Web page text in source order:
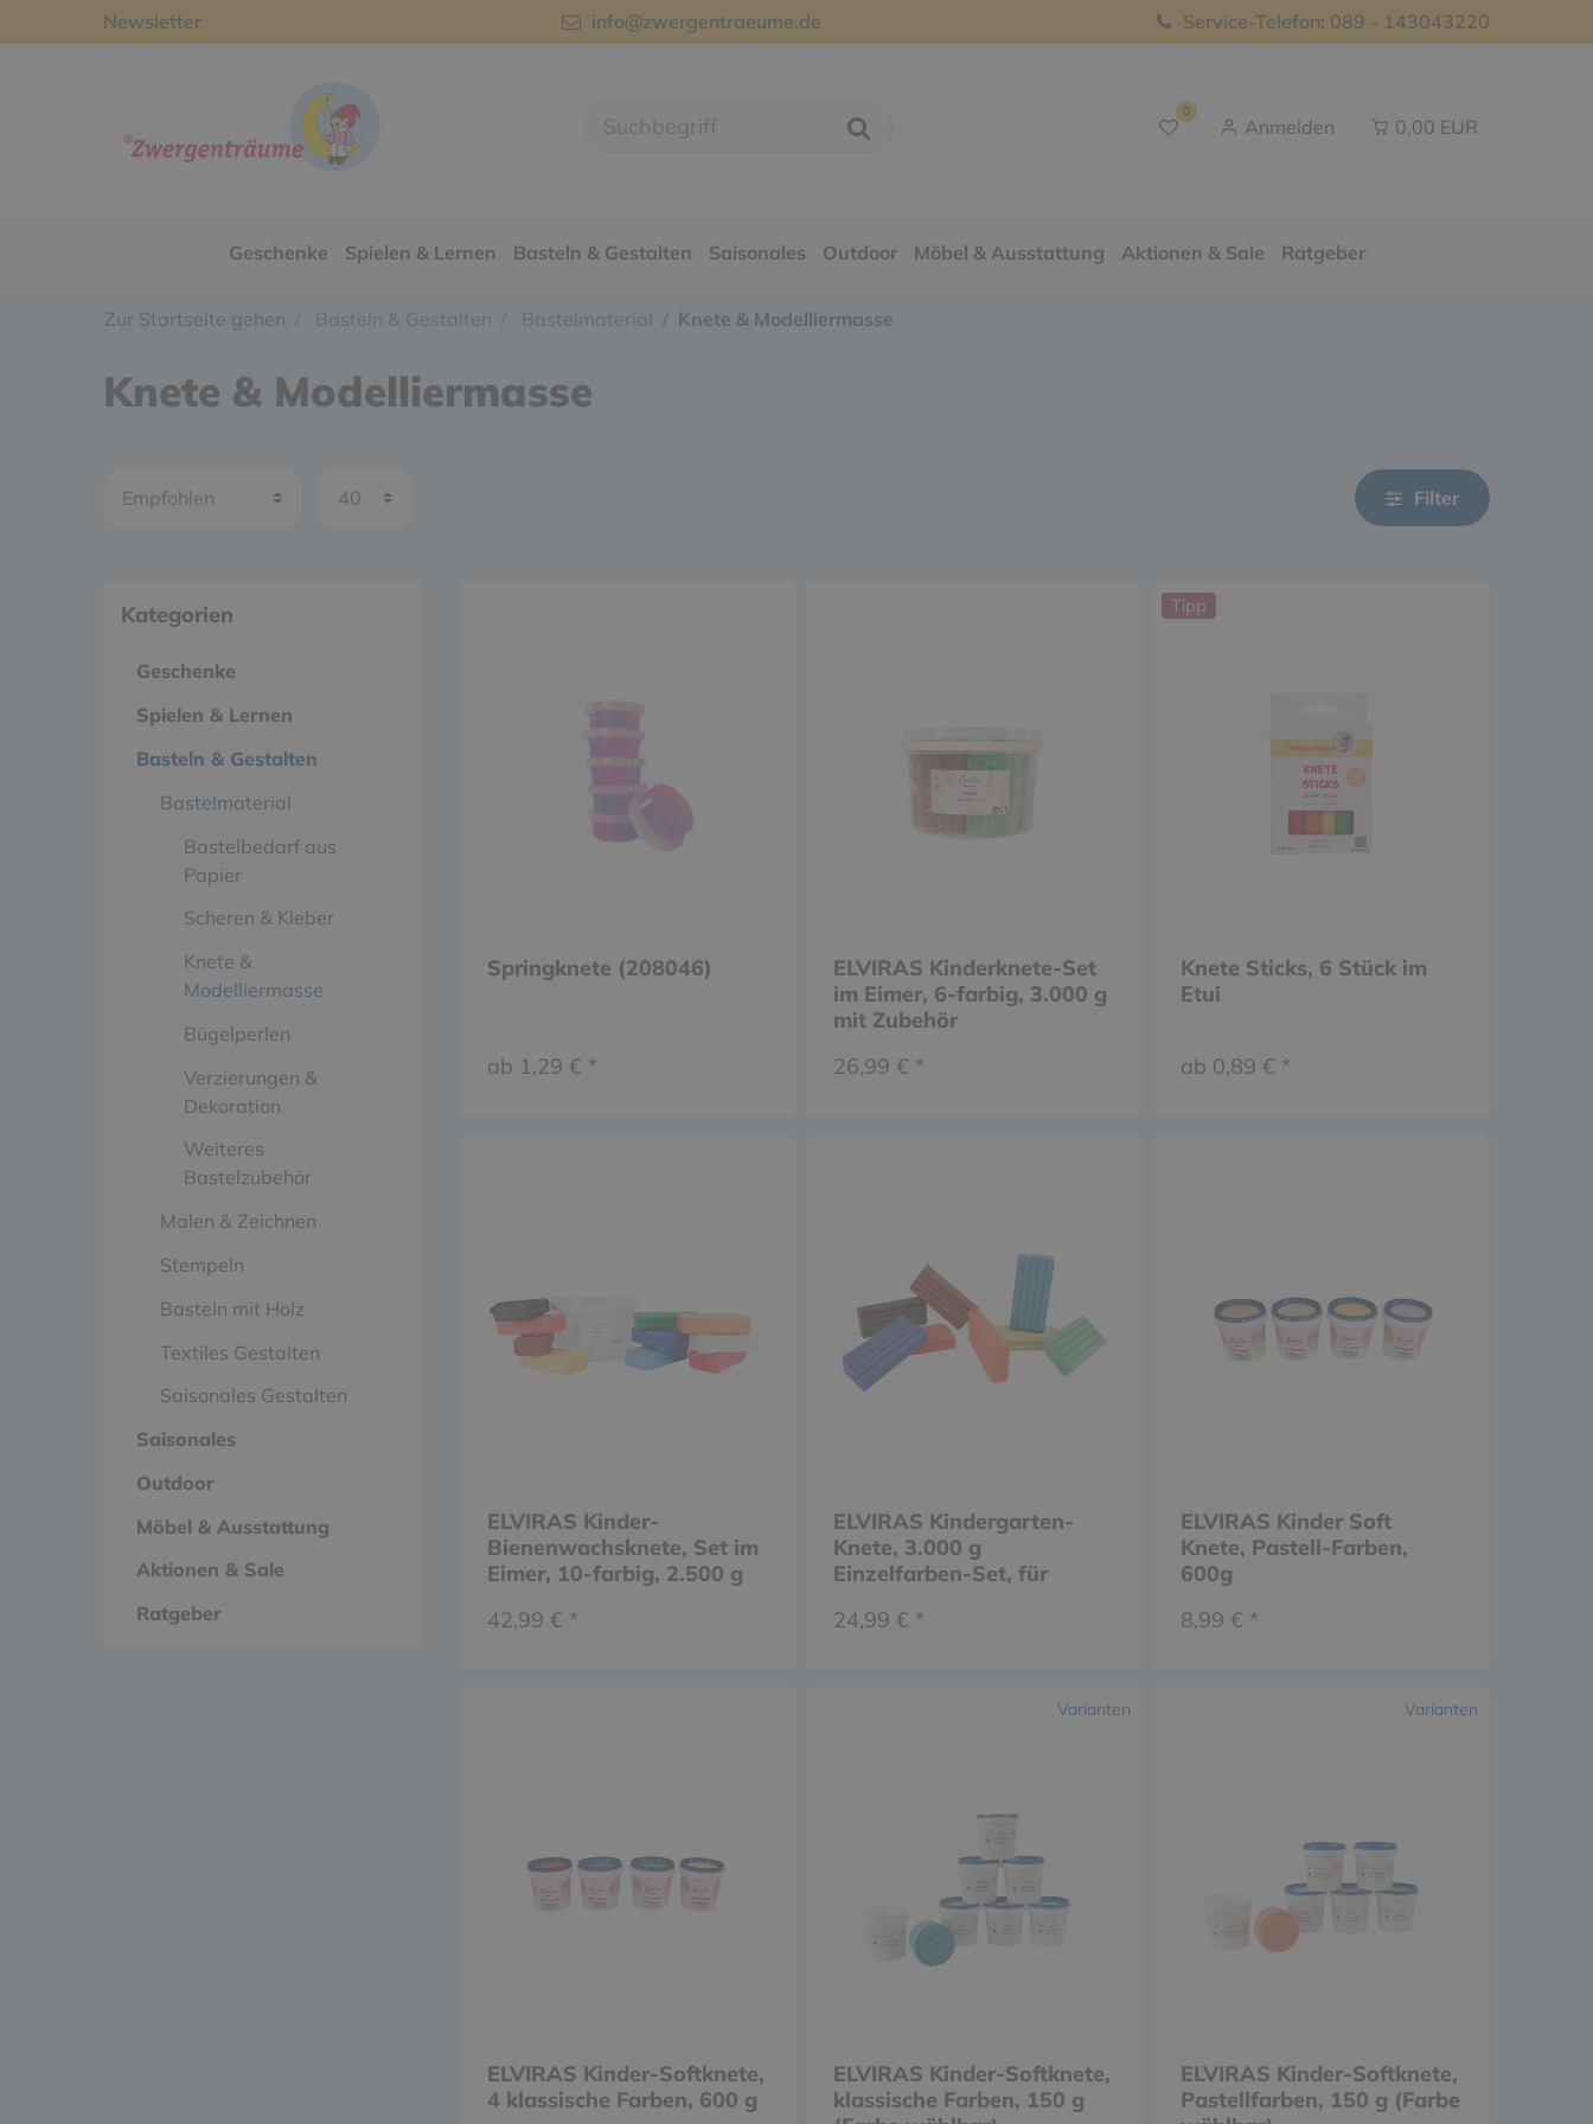
Newsletter
info@zwergentraeume.de Service-Telefon: 089 - 143043220
0
Anmelden 0,00 EUR
Geschenke Spielen & Lernen Basteln & Gestalten Saisonales Outdoor Möbel & Ausstattung Aktionen & Sale Ratgeber
Zur Startseite gehen Basteln & Gestalten Bastelmaterial Knete & Modelliermasse
Knete & Modelliermasse
Filter
Kategorien
Geschenke
Spielen & Lernen
Basteln & Gestalten
Bastelmaterial
Bastelbedarf aus
Papier
Scheren & Kleber
Knete &
Modelliermasse
Bügelperlen
Verzierungen &
Dekoration
Weiteres
Bastelzubehör
Malen & Zeichnen
Stempeln
Basteln mit Holz
Textiles Gestalten
Saisonales Gestalten
Saisonales
Outdoor
Möbel & Ausstattung
Aktionen & Sale
Ratgeber
Springknete (208046)
ab 1,29 € *
ELVIRAS Kinderknete-Set
im Eimer, 6-farbig, 3.000 g
mit Zubehör
26,99 € *
Tipp
Knete Sticks, 6 Stück im
Etui
ab 0,89 € *
ELVIRAS Kinder-
Bienenwachsknete, Set im
Eimer, 10-farbig, 2.500 g
42,99 € *
ELVIRAS Kindergarten-
Knete, 3.000 g
Einzelfarben-Set, für
24,99 € *
ELVIRAS Kinder Soft
Knete, Pastell-Farben,
600g
8,99 € *
ELVIRAS Kinder-Softknete,
4 klassische Farben, 600 g
Varianten
ELVIRAS Kinder-Softknete,
klassische Farben, 150 g
Varianten
ELVIRAS Kinder-Softknete,
Pastellfarben, 150 g (Farbe